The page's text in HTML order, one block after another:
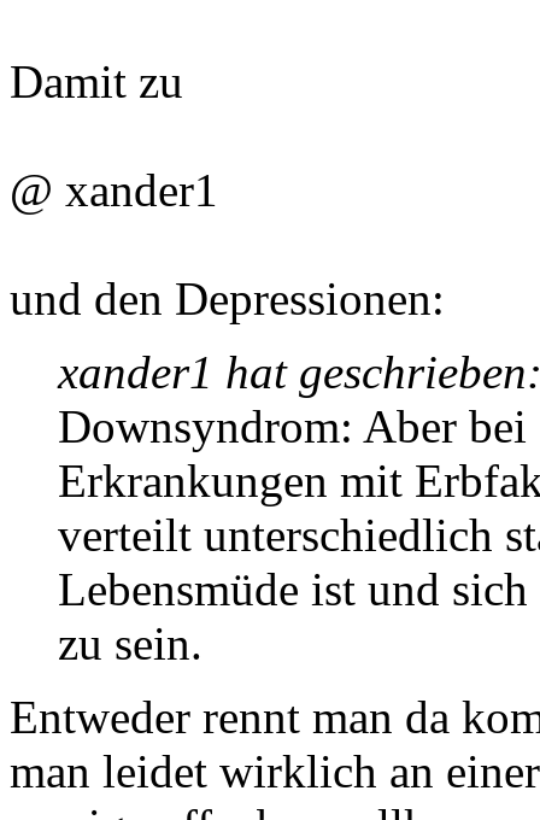
Damit zu
@ xander1
und den Depressionen:
xander1 hat
Downsyndrom: Aber bei
Erkrankungen mit
verteilt unterschiedlich
Lebensmüde ist und
zu sein.
Entweder rennt man da
man leidet wirklich an